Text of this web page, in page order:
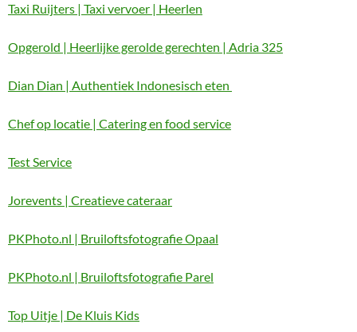
Taxi Ruijters | Taxi vervoer | Heerlen
Opgerold | Heerlijke gerolde gerechten | Adria 325
Dian Dian | Authentiek Indonesisch eten
Chef op locatie | Catering en food service
Test Service
Jorevents | Creatieve cateraar
PKPhoto.nl | Bruiloftsfotografie Opaal
PKPhoto.nl | Bruiloftsfotografie Parel
Top Uitje | De Kluis Kids